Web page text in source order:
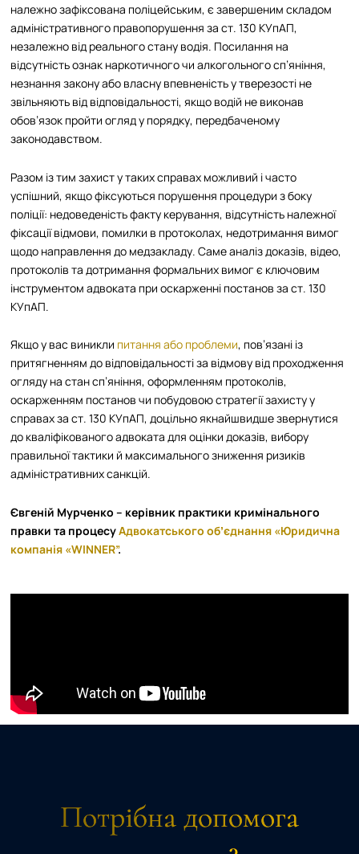
належно зафіксована поліцейським, є завершеним складом
адміністративного правопорушення за ст. 130 КУпАП,
незалежно від реального стану водія. Посилання на
відсутність ознак наркотичного чи алкогольного сп’яніння,
незнання закону або власну впевненість у тверезості не
звільняють від відповідальності, якщо водій не виконав
обов’язок пройти огляд у порядку, передбаченому
законодавством.​
Разом із тим захист у таких справах можливий і часто
успішний, якщо фіксуються порушення процедури з боку
поліції: недоведеність факту керування, відсутність належної
фіксації відмови, помилки в протоколах, недотримання вимог
щодо направлення до медзакладу. Саме аналіз доказів, відео,
протоколів та дотримання формальних вимог є ключовим
інструментом адвоката при оскарженні постанов за ст. 130
КУпАП.​
Якщо у вас виникли питання або проблеми, пов’язані із
притягненням до відповідальності за відмову від проходження
огляду на стан сп’яніння, оформленням протоколів,
оскарженням постанов чи побудовою стратегії захисту у
справах за ст. 130 КУпАП, доцільно якнайшвидше звернутися
до кваліфікованого адвоката для оцінки доказів, вибору
правильної тактики й максимального зниження ризиків
адміністративних санкцій.
Євгеній Мурченко – керівник практики кримінального
правки та процесуАдвокатського обʼєднання «Юридична
компанія «WINNER”.
Потрібна допомога